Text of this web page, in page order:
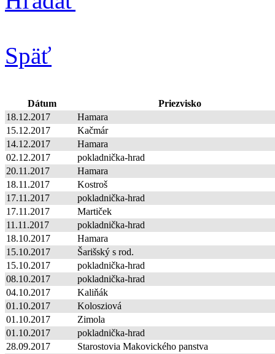
Späť
Dátum
Priezvisko
18.12.2017
Hamara
15.12.2017
Kačmár
14.12.2017
Hamara
02.12.2017
pokladnička-hrad
20.11.2017
Hamara
18.11.2017
Kostroš
17.11.2017
pokladnička-hrad
17.11.2017
Martiček
11.11.2017
pokladnička-hrad
18.10.2017
Hamara
15.10.2017
Šarišský s rod.
15.10.2017
pokladnička-hrad
08.10.2017
pokladnička-hrad
04.10.2017
Kaliňák
01.10.2017
Kolosziová
01.10.2017
Zimola
01.10.2017
pokladnička-hrad
28.09.2017
Starostovia Makovického panstva